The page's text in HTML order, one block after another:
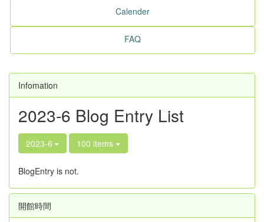
Calender
FAQ
Infomation
2023-6 Blog Entry List
2023-6 100 items
BlogEntry is not.
開館時間